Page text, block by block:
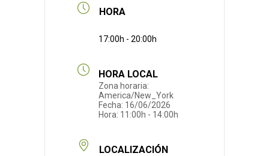
HORA
17:00h - 20:00h
HORA LOCAL
Zona horaria:
America/New_York
Fecha: 16/06/2026
Hora: 11:00h - 14:00h
LOCALIZACIÓN